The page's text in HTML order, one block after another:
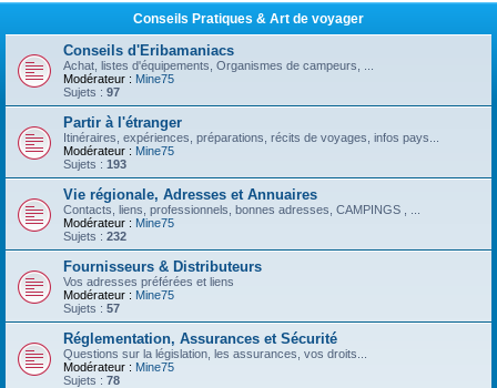
Conseils Pratiques & Art de voyager
Conseils d'Eribamaniacs
Achat, listes d'équipements, Organismes de campeurs, ...
Modérateur : Mine75
Sujets : 97
Partir à l'étranger
Itinéraires, expériences, préparations, récits de voyages, infos pays...
Modérateur : Mine75
Sujets : 193
Vie régionale, Adresses et Annuaires
Contacts, liens, professionnels, bonnes adresses, CAMPINGS , ...
Modérateur : Mine75
Sujets : 232
Fournisseurs & Distributeurs
Vos adresses préférées et liens
Modérateur : Mine75
Sujets : 57
Réglementation, Assurances et Sécurité
Questions sur la législation, les assurances, vos droits...
Modérateur : Mine75
Sujets : 78